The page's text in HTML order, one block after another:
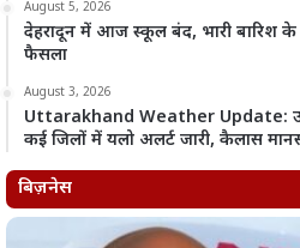
August 5, 2026
देहरादून में आज स्कूल बंद, भारी बारिश के
फैसला
August 3, 2026
Uttarakhand Weather Update:
कई जिलों में यलो अलर्ट जारी, कैलास
बिज़नेस